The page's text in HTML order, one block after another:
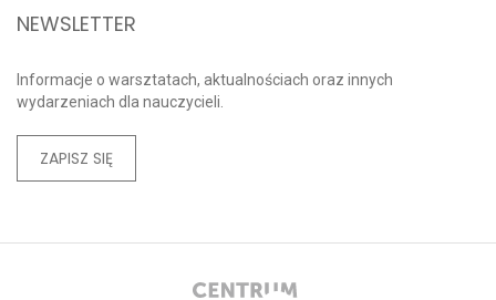
NEWSLETTER
Informacje o warsztatach, aktualnościach oraz innych
wydarzeniach dla nauczycieli.
ZAPISZ SIĘ